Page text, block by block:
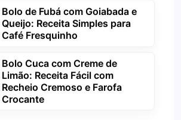
Bolo de Fubá com Goiabada e
Queijo: Receita Simples para
Café Fresquinho
Bolo Cuca com Creme de
Limão: Receita Fácil com
Recheio Cremoso e Farofa
Crocante